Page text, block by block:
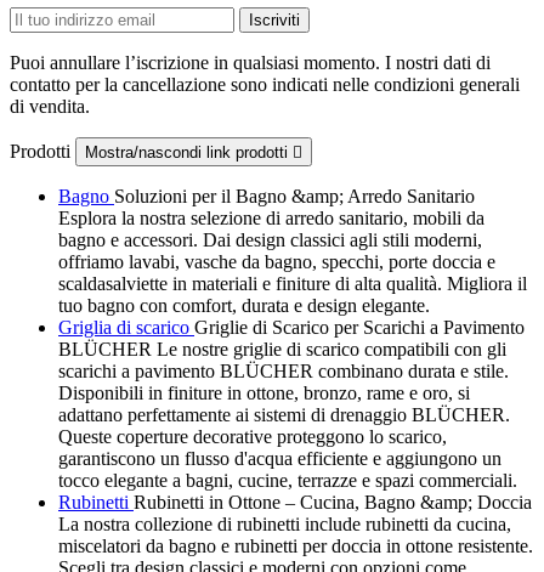
Puoi annullare l’iscrizione in qualsiasi momento. I nostri dati di
contatto per la cancellazione sono indicati nelle condizioni generali
di vendita.
Prodotti Mostra/nascondi link prodotti 
Bagno Soluzioni per il Bagno &amp; Arredo Sanitario
Esplora la nostra selezione di arredo sanitario, mobili da
bagno e accessori. Dai design classici agli stili moderni,
offriamo lavabi, vasche da bagno, specchi, porte doccia e
scaldasalviette in materiali e finiture di alta qualità. Migliora il
tuo bagno con comfort, durata e design elegante.
Griglia di scarico Griglie di Scarico per Scarichi a Pavimento
BLÜCHER Le nostre griglie di scarico compatibili con gli
scarichi a pavimento BLÜCHER combinano durata e stile.
Disponibili in finiture in ottone, bronzo, rame e oro, si
adattano perfettamente ai sistemi di drenaggio BLÜCHER.
Queste coperture decorative proteggono lo scarico,
garantiscono un flusso d'acqua efficiente e aggiungono un
tocco elegante a bagni, cucine, terrazze e spazi commerciali.
Rubinetti Rubinetti in Ottone – Cucina, Bagno &amp; Doccia
La nostra collezione di rubinetti include rubinetti da cucina,
miscelatori da bagno e rubinetti per doccia in ottone resistente.
Scegli tra design classici e moderni con opzioni come